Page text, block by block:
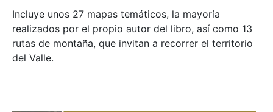
Incluye unos 27 mapas temáticos, la mayoría
realizados por el propio autor del libro, así como 13
rutas de montaña, que invitan a recorrer el territorio
del Valle.